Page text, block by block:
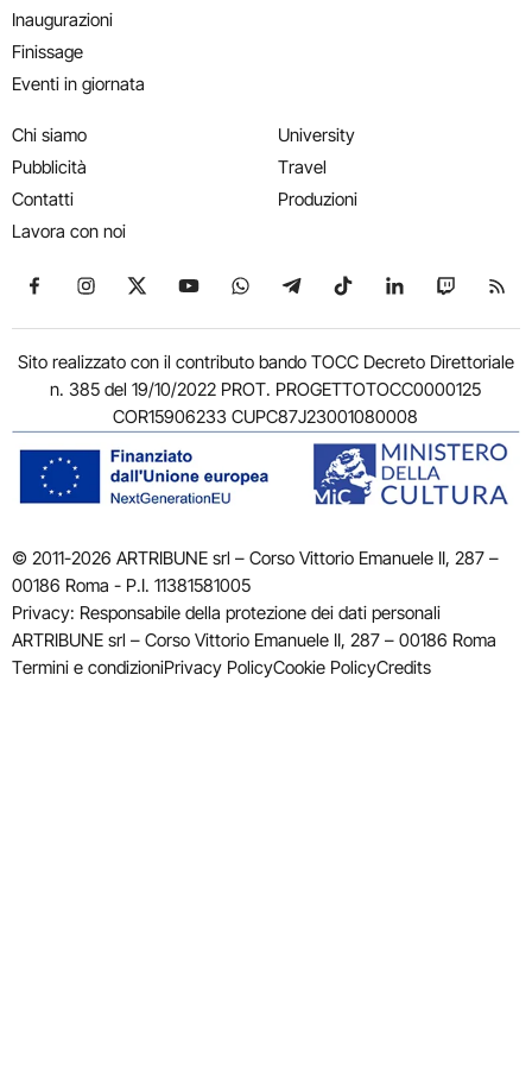
Inaugurazioni
Finissage
Eventi in giornata
Chi siamo
Pubblicità
Contatti
Lavora con noi
University
Travel
Produzioni
Seguici su Facebook
Seguici su Instagram
Seguici su X
Seguici su YouTube
Seguici su WhatsApp
Seguici su Telegram
Seguici su TikTok
Seguici su
Seguici
Sito realizzato con il contributo bando TOCC Decreto Direttoriale
n. 385 del 19/10/2022 PROT. PROGETTOTOCC0000125
COR15906233 CUPC87J23001080008
© 2011-2026 ARTRIBUNE srl – Corso Vittorio Emanuele II, 287 –
00186 Roma - P.I. 11381581005
Privacy: Responsabile della protezione dei dati personali
ARTRIBUNE srl – Corso Vittorio Emanuele II, 287 – 00186 Roma
Termini e condizioniPrivacy PolicyCookie PolicyCredits